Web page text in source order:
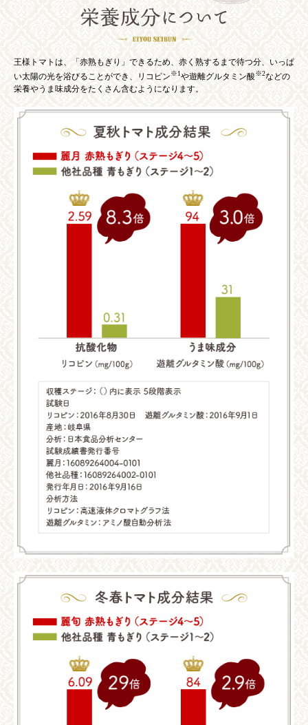
王様トマトは、「赤熟もぎり」できるため、赤く熟するまで待つ分、いっぱ
い太陽の光を浴びることができ、リコピン※1や遊離グルタミン酸※2などの
栄養やうま味成分をたくさん含むようになります。